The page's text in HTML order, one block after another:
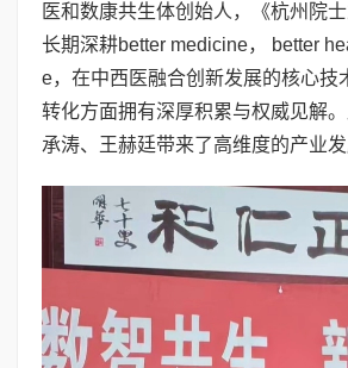
医和数康共生体创始人，《杭州院士
长期深耕better medicine， better
e，在中西医融合创新发展的核心技
转化方面拥有深厚积累与权威见解
承涛、王赫廷带来了高维度的产业发